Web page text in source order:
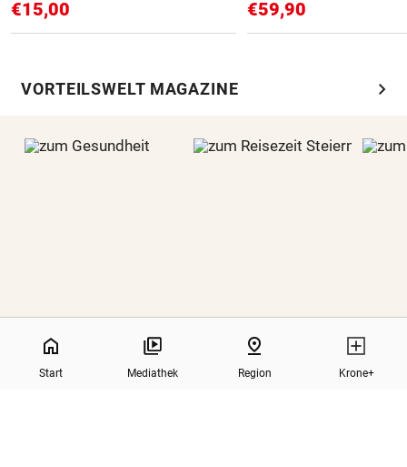
€15,00 €59,90
VORTEILSWELT MAGAZINE chevron_right
REISEZEIT STEIERMARK
home
Start Mediathek
pin_drop
Region Krone+